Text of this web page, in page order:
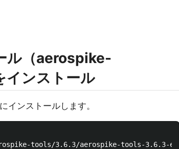
ル（aerospike-
ンストール
インストールします。
tools/3.6.3/aerospike-tools-3.6.3-